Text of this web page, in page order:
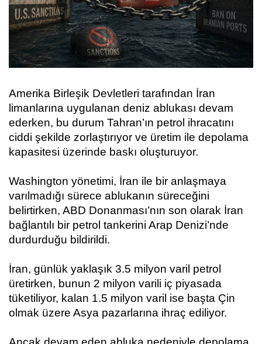
Amerika Birleşik Devletleri tarafından İran
limanlarına uygulanan deniz ablukası devam
ederken, bu durum Tahran’ın petrol ihracatını
ciddi şekilde zorlaştırıyor ve üretim ile depolama
kapasitesi üzerinde baskı oluşturuyor.
Washington yönetimi, İran ile bir anlaşmaya
varılmadığı sürece ablukanın süreceğini
belirtirken, ABD Donanması’nın son olarak İran
bağlantılı bir petrol tankerini Arap Denizi’nde
durdurduğu bildirildi.
İran, günlük yaklaşık 3.5 milyon varil petrol
üretirken, bunun 2 milyon varili iç piyasada
tüketiliyor, kalan 1.5 milyon varil ise başta Çin
olmak üzere Asya pazarlarına ihraç ediliyor.